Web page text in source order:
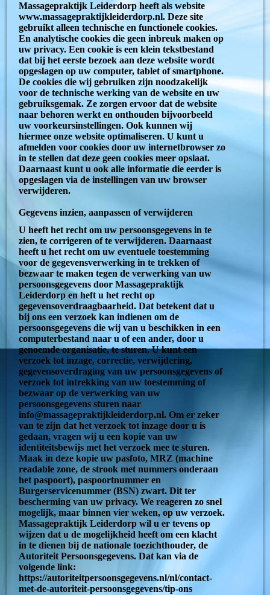
Massagepraktijk Leiderdorp heeft als website
www.massagepraktijkleiderdorp.nl. Deze site
gebruikt alleen technische en functionele cookies.
En analytische cookies die geen inbreuk maken op
uw privacy. Een cookie is een klein tekstbestand
dat bij het eerste bezoek aan deze website wordt
opgeslagen op uw computer, tablet of smartphone.
De cookies die wij gebruiken zijn noodzakelijk
voor de technische werking van de website en uw
gebruiksgemak. Ze zorgen ervoor dat de website
naar behoren werkt en onthouden bijvoorbeeld
uw voorkeursinstellingen. Ook kunnen wij
hiermee onze website optimaliseren. U kunt u
afmelden voor cookies door uw internetbrowser zo
in te stellen dat deze geen cookies meer opslaat.
Daarnaast kunt u ook alle informatie die eerder is
opgeslagen via de instellingen van uw browser
verwijderen.
Gegevens inzien, aanpassen of verwijderen
U heeft het recht om uw persoonsgegevens in te
zien, te corrigeren of te verwijderen. Daarnaast
heeft u het recht om uw eventuele toestemming
voor de gegevensverwerking in te trekken of
bezwaar te maken tegen de verwerking van uw
persoonsgegevens door Massagepraktijk
Leiderdorp en heft u het recht op
gegevensoverdraagbaarheid. Dat betekent dat u
bij ons een verzoek kan indienen om de
persoonsgegevens die wij van u beschikken in een
computerbestand naar u of een ander, door u
genoemde organisatie, te sturen. U kunt een
verzoek tot inzage, correctie, verwijdering,
gegevensoverdraging van uw persoonsgegevens of
verzoek tot intrekking van uw toestemming of
bezwaar op de verwerking van uw
persoonsgegevens sturen naar
info@massagepraktijkleiderdorp.nl. Om er zeker
van te zijn dat het verzoek tot inzage door u is
gedaan, vragen wij u een kopie van uw
identiteitsbewijs met het verzoek mee te sturen.
Maak in deze kopie uw pasfoto, MRZ (machine
readable zone, de strook met nummers onderaan
het paspoort), paspoortnummer en
Burgerservicenummer (BSN) zwart. Dit ter
bescherming van uw privacy. We reageren zo snel
mogelijk, maar binnen vier weken, op uw verzoek.
Massagepraktijk Leiderdorp wil u er tevens op
wijzen dat u de mogelijkheid heeft om een klacht
in te dienen bij de nationale toezichthouder, de
Autoriteit Persoonsgegevens. Dat kan via de
volgende link:
https://autoriteitpersoonsgegevens.nl/nl/contact-
met-de-autoriteit-persoonsgegevens/tip-ons